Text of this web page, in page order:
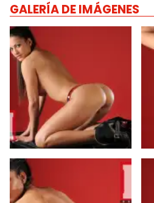
GALERÍA DE IMÁGENES